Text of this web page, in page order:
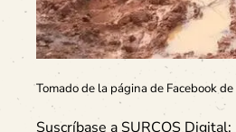
Tomado de la página de Facebook de
Suscríbase a SURCOS Digital: